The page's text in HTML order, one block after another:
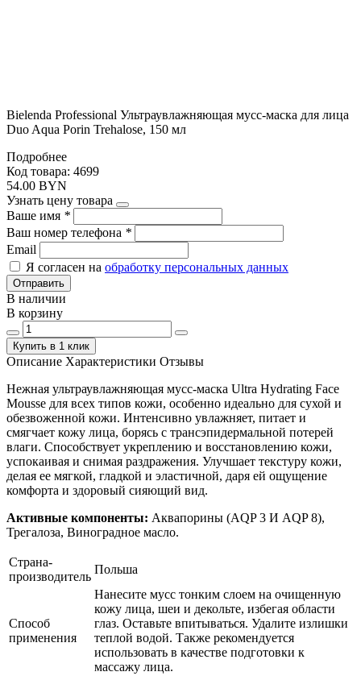
Bielenda Professional Ультраувлажняющая мусс-маска для лица
Duo Aqua Porin Trehalose, 150 мл
Подробнее
Код товара: 4699
54.00 BYN
Узнать цену товара
Ваше имя *
Ваш номер телефона *
Email
Я согласен на обработку персональных данных
Отправить
В наличии
В корзину
Купить в 1 клик
Описание Характеристики Отзывы
Нежная ультраувлажняющая мусс-маска Ultra Hydrating Face
Mousse для всех типов кожи, особенно идеально для сухой и
обезвоженной кожи. Интенсивно увлажняет, питает и
смягчает кожу лица, борясь с трансэпидермальной потерей
влаги. Способствует укреплению и восстановлению кожи,
успокаивая и снимая раздражения. Улучшает текстуру кожи,
делая ее мягкой, гладкой и эластичной, даря ей ощущение
комфорта и здоровый сияющий вид.
Активные компоненты: Аквапорины (AQP 3 И AQP 8),
Трегалоза, Виноградное масло.
Страна-
производитель
Польша
Способ
применения
Нанесите мусс тонким слоем на очищенную
кожу лица, шеи и декольте, избегая области
глаз. Оставьте впитываться. Удалите излишки
теплой водой. Также рекомендуется
использовать в качестве подготовки к
массажу лица.